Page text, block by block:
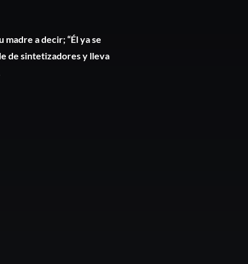
a decir; “Él ya se
de sintetizadores y lleva